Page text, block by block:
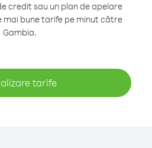
credit sau un plan de apelare
mai bune tarife pe minut către
Gambia.
tarife